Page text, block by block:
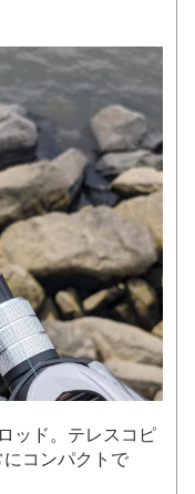
ッド。テレスコピ
コンパクトで